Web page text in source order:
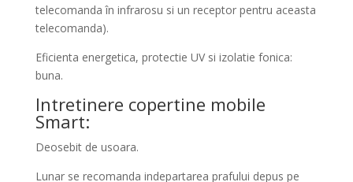
telecomanda în infrarosu si un receptor pentru aceasta
telecomanda).
Eficienta energetica, protectie UV si izolatie fonica:
buna.
Intretinere copertine mobile
Smart:
Deosebit de usoara.
Lunar se recomanda indepartarea prafului depus pe